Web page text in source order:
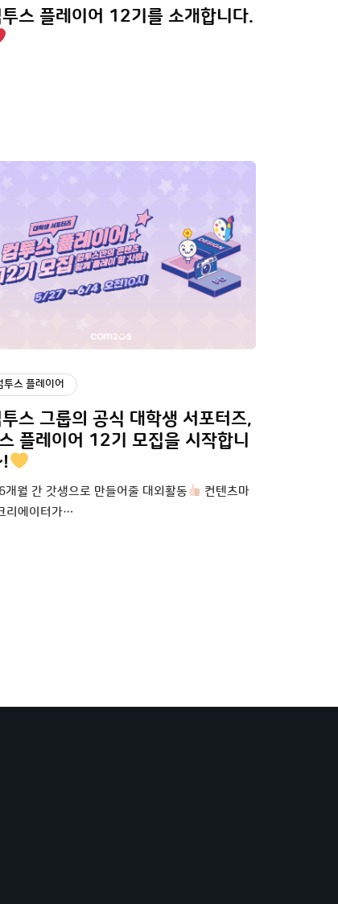
스 플레이어 12기를 소개합니다.
투스 플레이어
스 그룹의 공식 대학생 서포터즈,
플레이어 12기 모집을 시작합니
간 갓생으로 만들어줄 대외활동
컨텐츠마
리에이터가…